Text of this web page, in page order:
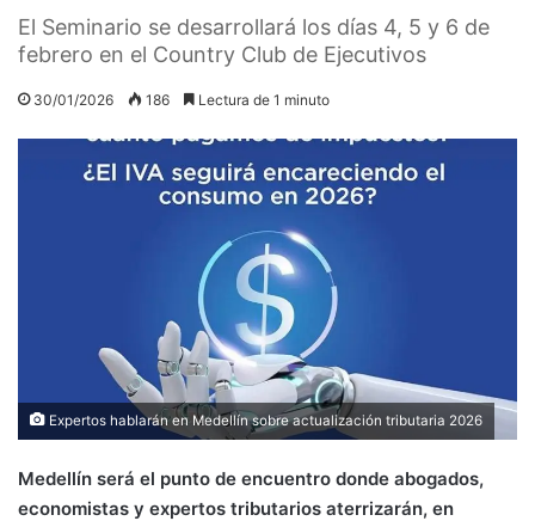
El Seminario se desarrollará los días 4, 5 y 6 de
febrero en el Country Club de Ejecutivos
30/01/2026 186 Lectura de 1 minuto
Expertos hablarán en Medellín sobre actualización tributaria 2026
Medellín será el punto de encuentro donde abogados,
economistas y expertos tributarios aterrizarán, en